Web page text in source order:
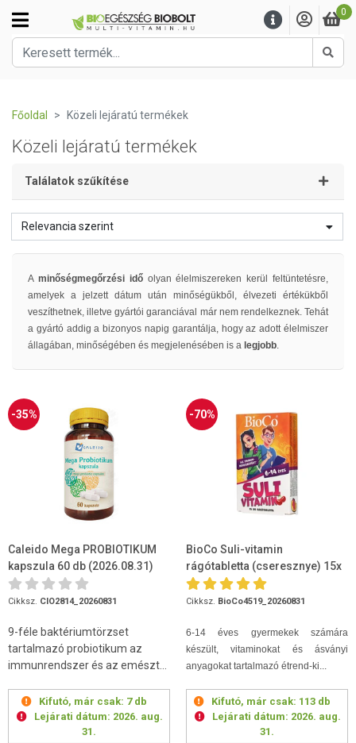
0
Főoldal Közeli lejáratú termékek
Közeli lejáratú termékek
Találatok szűkítése
Relevancia szerint
A minőségmegőrzési időolyan élelmiszereken kerül feltüntetésre,
amelyek a jelzett dátum után minőségükből, élvezeti értékükből
veszíthetnek, illetve gyártói garanciával már nem rendelkeznek. Tehát
a gyártó addig a bizonyos napig garantálja, hogy az adott élelmiszer
állagában, minőségében és megjelenésében is a legjobb.
-35%
Caleido Mega PROBIOTIKUM
kapszula 60 db (2026.08.31)
Cikksz. CIO2814_20260831
9-féle baktériumtörzset
tartalmazó probiotikum az
immunrendszer és az emészt...
Kifutó, már csak: 7 db
Lejárati dátum: 2026. aug.
31.
-70%
BioCo Suli-vitamin
rágótabletta (cseresznye) 15x
(2026.08.31)
Cikksz. BioCo4519_20260831
6-14 éves gyermekek számára
készült, vitaminokat és ásványi
anyagokat tartalmazó étrend-ki...
Kifutó, már csak: 113 db
Lejárati dátum: 2026. aug.
31.